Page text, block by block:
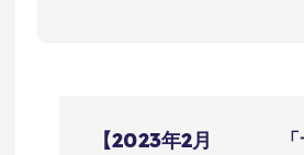
【2023年2月